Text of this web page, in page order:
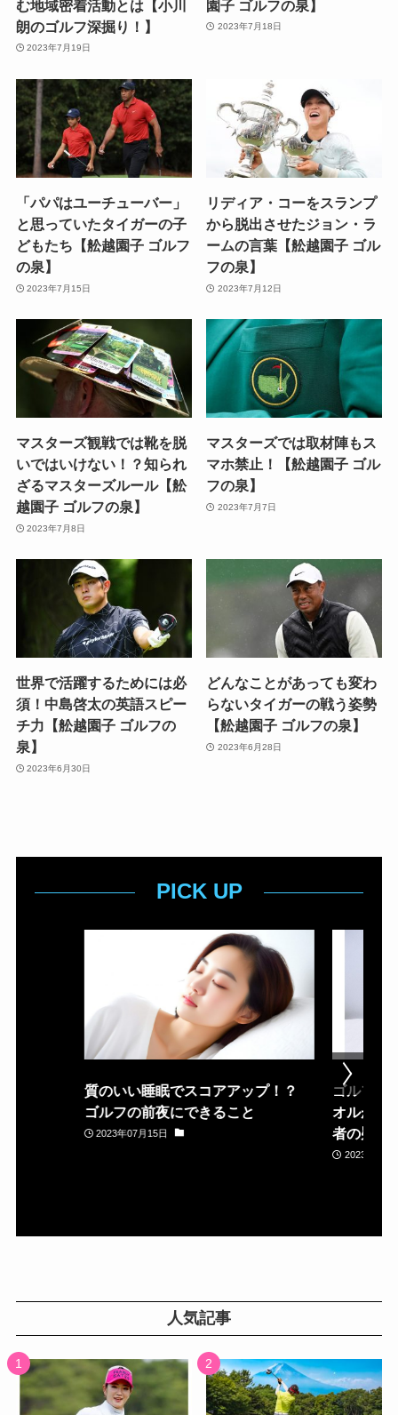
む地域密着活動とは【小川
朗のゴルフ深掘り！】
2023年7月19日
園子 ゴルフの泉】
2023年7月18日
「パパはユーチューバー」
と思っていたタイガーの子
どもたち【舩越園子 ゴルフ
の泉】
2023年7月15日
リディア・コーをスランプ
から脱出させたジョン・ラ
ームの言葉【舩越園子 ゴル
フの泉】
2023年7月12日
マスターズ観戦では靴を脱
いではいけない！？知られ
ざるマスターズルール【舩
越園子 ゴルフの泉】
2023年7月8日
マスターズでは取材陣もス
マホ禁止！【舩越園子 ゴル
フの泉】
2023年7月7日
世界で活躍するためには必
須！中島啓太の英語スピー
チ力【舩越園子 ゴルフの
泉】
2023年6月30日
どんなことがあっても変わ
らないタイガーの戦う姿勢
【舩越園子 ゴルフの泉】
2023年6月28日
PICK UP
質のいい睡眠でスコアアップ！？
ゴルフの前夜にできること
2023年07月15日
ゴルフ場
オルが置
者の疑問
2023年05月
人気記事